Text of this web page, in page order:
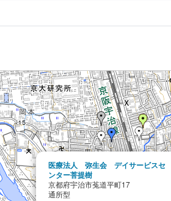
医療法人 弥生会 デイサービスセ
ンター菩提樹
京都府宇治市菟道平町17
通所型